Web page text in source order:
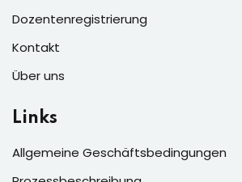
Dozentenregistrierung
Kontakt
Über uns
Links
Allgemeine Geschäftsbedingungen